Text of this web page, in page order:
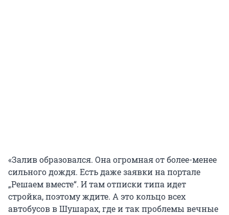
«Залив образовался. Она огромная от более-менее
сильного дождя. Есть даже заявки на портале
„Решаем вместе“. И там отписки типа идет
стройка, поэтому ждите. А это кольцо всех
автобусов в Шушарах, где и так проблемы вечные